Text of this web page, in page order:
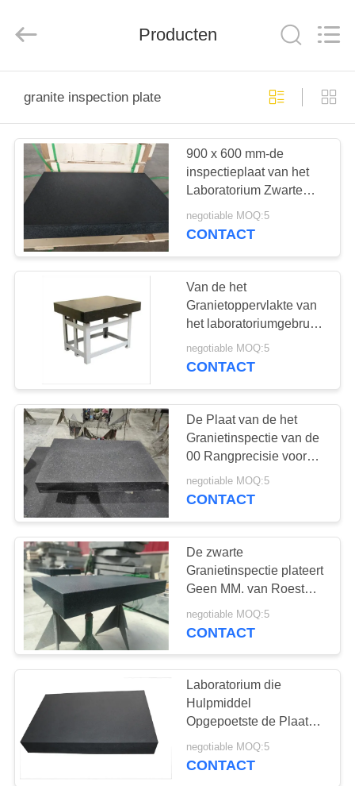
PRODUCTEN
ONGEVEER
ONS
FABRIEKSREIS
KWALITEITSCONTROLE
CONTACTEER
ONS
NIEUWS
VERZOEK
OM EEN
CITAAT
SITEMAP
PRIVACY
POLICY
Trading
Rights
Producten
granite inspection plate
900 x 600 mm-de
inspectieplaat van het
Laboratorium Zwarte
Vlakke Graniet
negotiable MOQ:5
CONTACT
Van de het
Granietoppervlakte van
het laboratoriumgebruik
van de de Plaataa Rang
de Plaat van de het
negotiable MOQ:5
CONTACT
De Plaat van de het
Granietinspectie van de
00 Rangprecisie voor
Cmm Vmm Reeks van
Cdgb van de
negotiable MOQ:5
CONTACT
De zwarte
Granietinspectie plateert
Geen MM. van Roest
Meer vlote Actie 1000 X
2000
negotiable MOQ:5
CONTACT
Laboratorium die
Hulpmiddel
Opgepoetste de Plaat
Grote Grootte meten van
de Granietoppervlakte
negotiable MOQ:5
CONTACT